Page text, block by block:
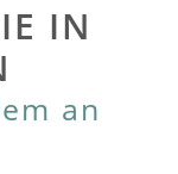
IN
an